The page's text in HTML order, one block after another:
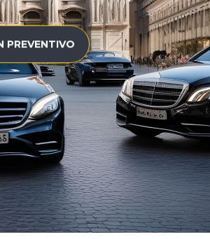
PREVENTIVO